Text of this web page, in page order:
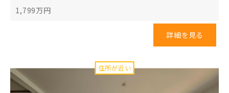
1,799万円
詳細を見る